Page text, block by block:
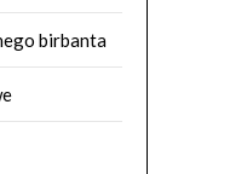
birbanta